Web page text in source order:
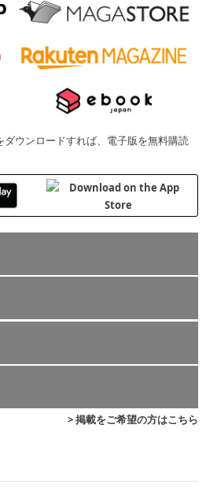
ウンロードすれば、電子版を無料購読
> 掲載をご希望の方はこちら